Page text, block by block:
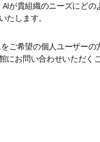
が貴組織のニーズにど
たします。
ご希望の個人ユーザーの
にお問い合わせいただく